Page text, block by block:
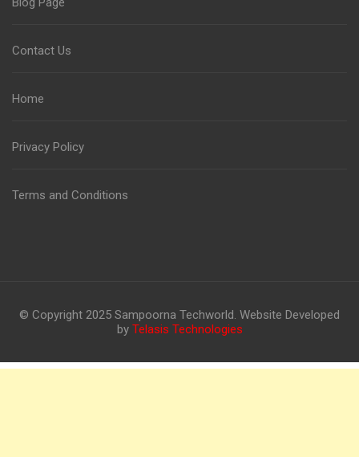
Contact Us
Home
Privacy Policy
Terms and Conditions
© Copyright 2025 Sampoorna Techworld. Website Developed
by Telasis Technologies